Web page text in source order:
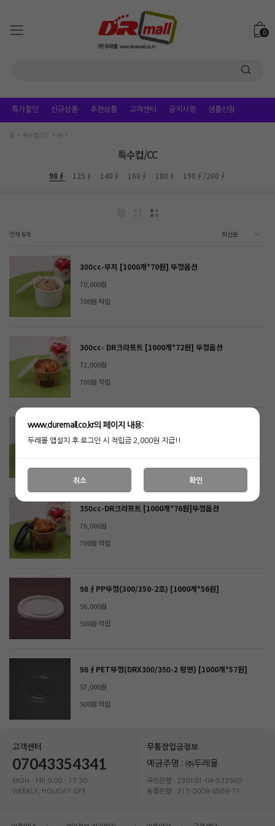
0
특가할인 신규상품 추천상품 고객센터 공지사항 샘플신청
홈 특수컵/CC 98∮
특수컵/CC
98∮ 125∮ 140∮ 160∮ 180∮ 190∮/200∮
전체 6개
300cc-무지 [1000개*70원] 뚜껑옵션
70,000원
700원 적립
300cc- DR크라프트 [1000개*72원] 뚜껑옵션
72,000원
700원 적립
350cc-무지 [1000개*76원] 뚜껑옵션
76,000원
350cc-DR크라프트 [1000개*76원]뚜껑옵션
76,000원
700원 적립
98∮PP뚜껑(300/350-2호) [1000개*56원]
56,000원
500원 적립
98∮PET뚜껑(DRX300/350-2 평면) [1000개*57원]
57,000원
500원 적립
고객센터
07043354341
MON - FRI 9:00 - 17:30
WEEKLY, HOLIDAY OFF
무통장입금정보
예금주명 : ㈜두레몰
국민은행 : 230101-04-533960
농협은행 : 317-0009-6589-71
www.duremall.co.kr의 페이지 내용:
두레몰 앱설치 후 로그인 시 적립금 2,000원 지급!!
취소 확인